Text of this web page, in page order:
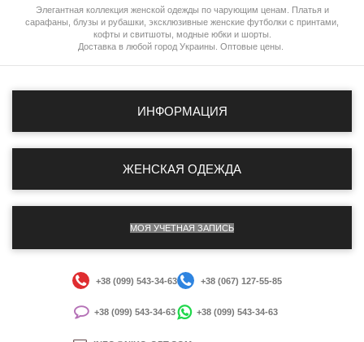
Элегантная коллекция женской одежды по чарующим ценам. Платья и
сарафаны, блузы и рубашки, эксклюзивные женские футболки с принтами,
кофты и свитшоты, модные юбки и шорты.
Доставка в любой город Украины. Оптовые цены.
ИНФОРМАЦИЯ
ЖЕНСКАЯ ОДЕЖДА
МОЯ УЧЕТНАЯ ЗАПИСЬ
+38 (099) 543-34-63 +38 (067) 127-55-85
+38 (099) 543-34-63 +38 (099) 543-34-63